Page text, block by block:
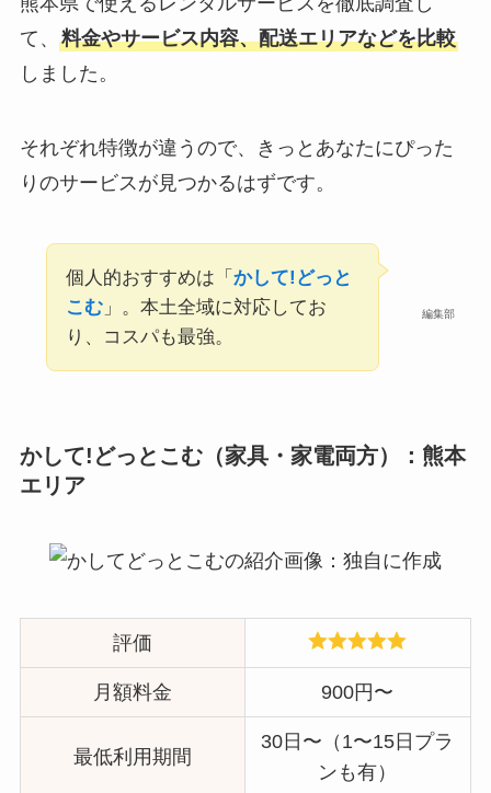
て、 料金やサービス内容、配送エリアなどを比較
しました。
それぞれ特徴が違うので、きっとあなたにぴった
りのサービスが見つかるはずです。
編集部
個人的おすすめは「 かして!どっと
こむ」。本土全域に対応してお
り、コスパも最強。
かして!どっとこむ（家具・家電両方）：熊本
エリア
評価
月額料金 900円〜
最低利用期間
30日〜（1〜15日プラ
ンも有）